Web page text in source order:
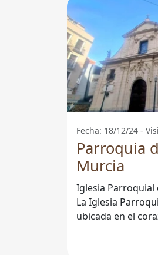
Fecha: 18/12/24 -
Parroquia
Murcia
Iglesia Parroquial
La Iglesia
ubicada en el